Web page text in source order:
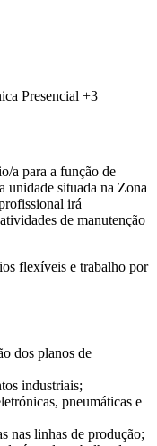
Presencial +3
a para a função de
unidade situada na Zona
irá
de manutenção
flexíveis e trabalho por
dos planos de
industriais;
pneumáticas e
nas linhas de produção;